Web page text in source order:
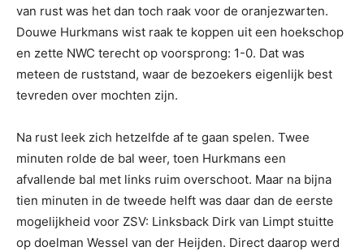
van rust was het dan toch raak voor de oranjezwarten.
Douwe Hurkmans wist raak te koppen uit een hoekschop
en zette NWC terecht op voorsprong: 1-0. Dat was
meteen de ruststand, waar de bezoekers eigenlijk best
tevreden over mochten zijn.
Na rust leek zich hetzelfde af te gaan spelen. Twee
minuten rolde de bal weer, toen Hurkmans een
afvallende bal met links ruim overschoot. Maar na bijna
tien minuten in de tweede helft was daar dan de eerste
mogelijkheid voor ZSV: Linksback Dirk van Limpt stuitte
op doelman Wessel van der Heijden. Direct daarop werd